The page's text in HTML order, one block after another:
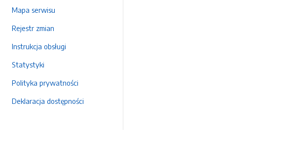
Mapa serwisu
Rejestr zmian
Instrukcja obsługi
Statystyki
Polityka prywatności
Deklaracja dostępności